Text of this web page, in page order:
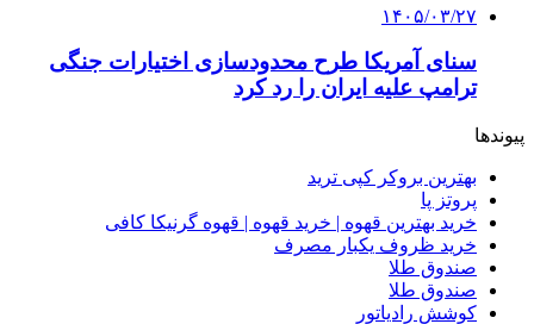
۱۴۰۵/۰۳/۲۷
سنای آمریکا طرح محدودسازی اختیارات جنگی
ترامپ علیه ایران را رد کرد
پیوندها
بهترین بروکر کپی ترید
پروتز پا
خرید بهترین قهوه | خرید قهوه | قهوه گرنیکا کافی
خرید ظروف یکبار مصرف
صندوق طلا
صندوق طلا
کوشش رادیاتور